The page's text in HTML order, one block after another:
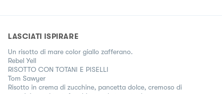
LASCIATI ISPIRARE
Un risotto di mare color giallo zafferano.
Rebel Yell
RISOTTO CON TOTANI E PISELLI
Tom Sawyer
Risotto in crema di zucchine, pancetta dolce, cremoso di